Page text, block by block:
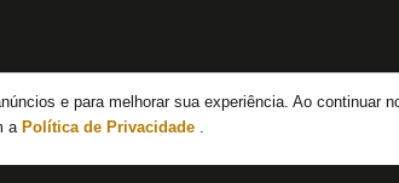
e para melhorar sua experiência. Ao continuar
a Política de Privacidade .
Notícias do Botafogo
Fórum